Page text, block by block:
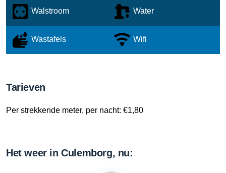
Walstroom Water
Wastafels Wifi
Tarieven
Per strekkende meter, per nacht: €1,80
Het weer in Culemborg, nu: